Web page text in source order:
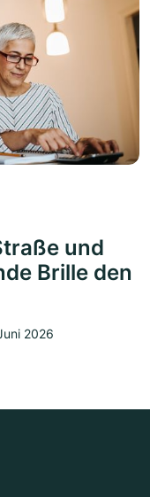
und
Brille den
2026